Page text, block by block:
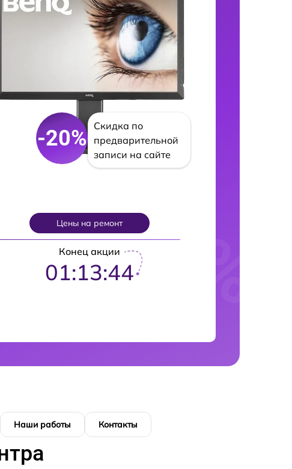
-20%
Скидка по
предварительной
записи на сайте
Цены на ремонт
Конец акции
01:13:43
Наши работы Контакты